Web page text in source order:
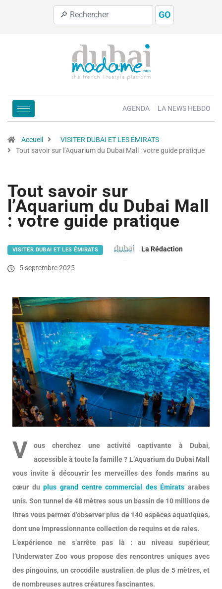
GO
AGENDA LA NEWS HEBDO
Accueil
VISITER DUBAI ET LES ÉMIRATS
Tout savoir sur l’Aquarium du Dubai Mall : votre guide pratique
Tout savoir sur
l’Aquarium du Dubai Mall
: votre guide pratique
VISITER DUBAI ET LES ÉMIRATS La Rédaction
5 septembre 2025
V
ous cherchez une activité captivante à Dubai,
accessible à toute la famille ? L’Aquarium du Dubai Mall
vous invite à découvrir les merveilles des fonds marins au
cœur duplus grand centre commercial des Émirats arabes
unis. Son tunnel de 48 mètres sous un bassin de 10 millions de
litres vous permet d’observer plus de 140 espèces aquatiques,
dont une impressionnante collection de requins et de raies.
L’expérience ne s’arrête pas là : au niveau supérieur,
l’Underwater Zoo vous propose des rencontres uniques avec
des pingouins, un crocodile australien de plus de 5 mètres, et
de nombreuses autres créatures fascinantes.